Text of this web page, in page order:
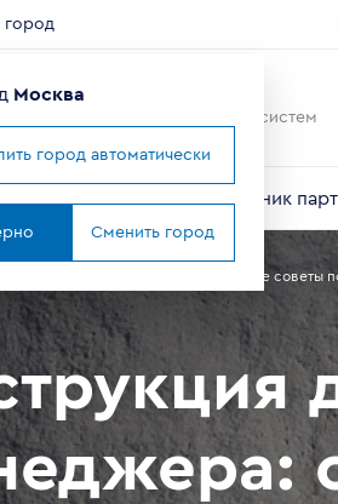
город
Ведущий мировой
производитель оконных систем
Справочник
Полезные советы
Москва
город автоматически
Сменить город